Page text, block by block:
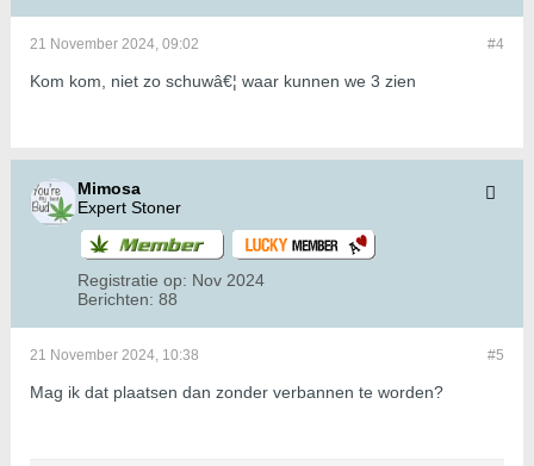
#4
21 November 2024, 09:02
Kom kom, niet zo schuwâ€¦ waar kunnen we 3 zien
Mimosa
Expert Stoner
Registratie op: Nov 2024
Berichten: 88
#5
21 November 2024, 10:38
Mag ik dat plaatsen dan zonder verbannen te worden?